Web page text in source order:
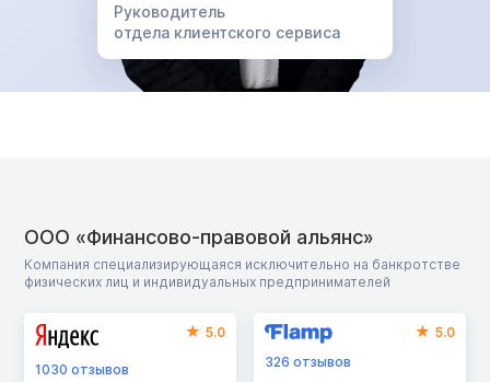
Руководитель
отдела клиентского сервиса
ООО «Финансово-правовой альянс»
Компания специализирующаяся исключительно на банкротстве
физических лиц и индивидуальных предпринимателей
5.0
1030 отзывов
5.0
326отзывов